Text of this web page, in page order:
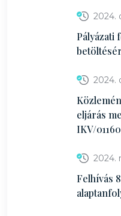
2024.
Pályázati
2024.
eljárás
IKV/
2024.
Felhívás